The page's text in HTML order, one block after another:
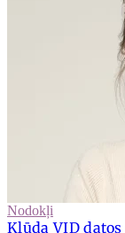
Nodokļi
Kļūda VID